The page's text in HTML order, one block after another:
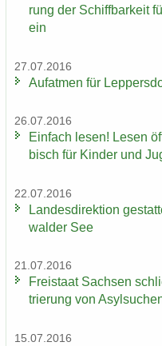
rung der Schiff­bar­keit
ein
27.07.2016
Auf­at­men für
26.07.2016
Ein­fach lesen! Lesen
bisch für Kin­der und
22.07.2016
Lan­des­di­rek­ti­on
wal­der See
21.07.2016
Frei­staat Sach­sen
trie­rung von
15.07.2016